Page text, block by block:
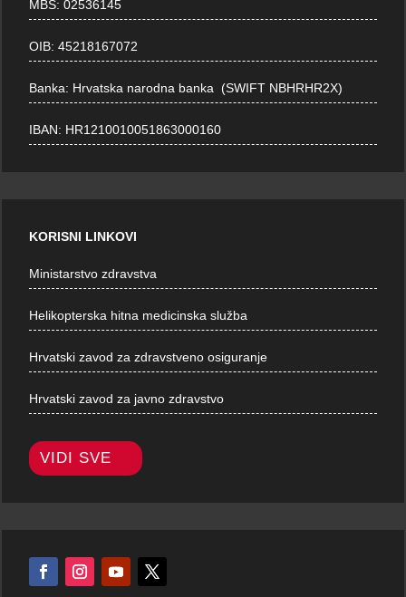
MBS: 02536145
OIB: 45218167072
Banka: Hrvatska narodna banka (SWIFT NBHRHR2X)
IBAN: HR1210010051863000160
KORISNI LINKOVI
Ministarstvo zdravstva
Helikopterska hitna medicinska služba
Hrvatski zavod za zdravstveno osiguranje
Hrvatski zavod za javno zdravstvo
VIDI SVE